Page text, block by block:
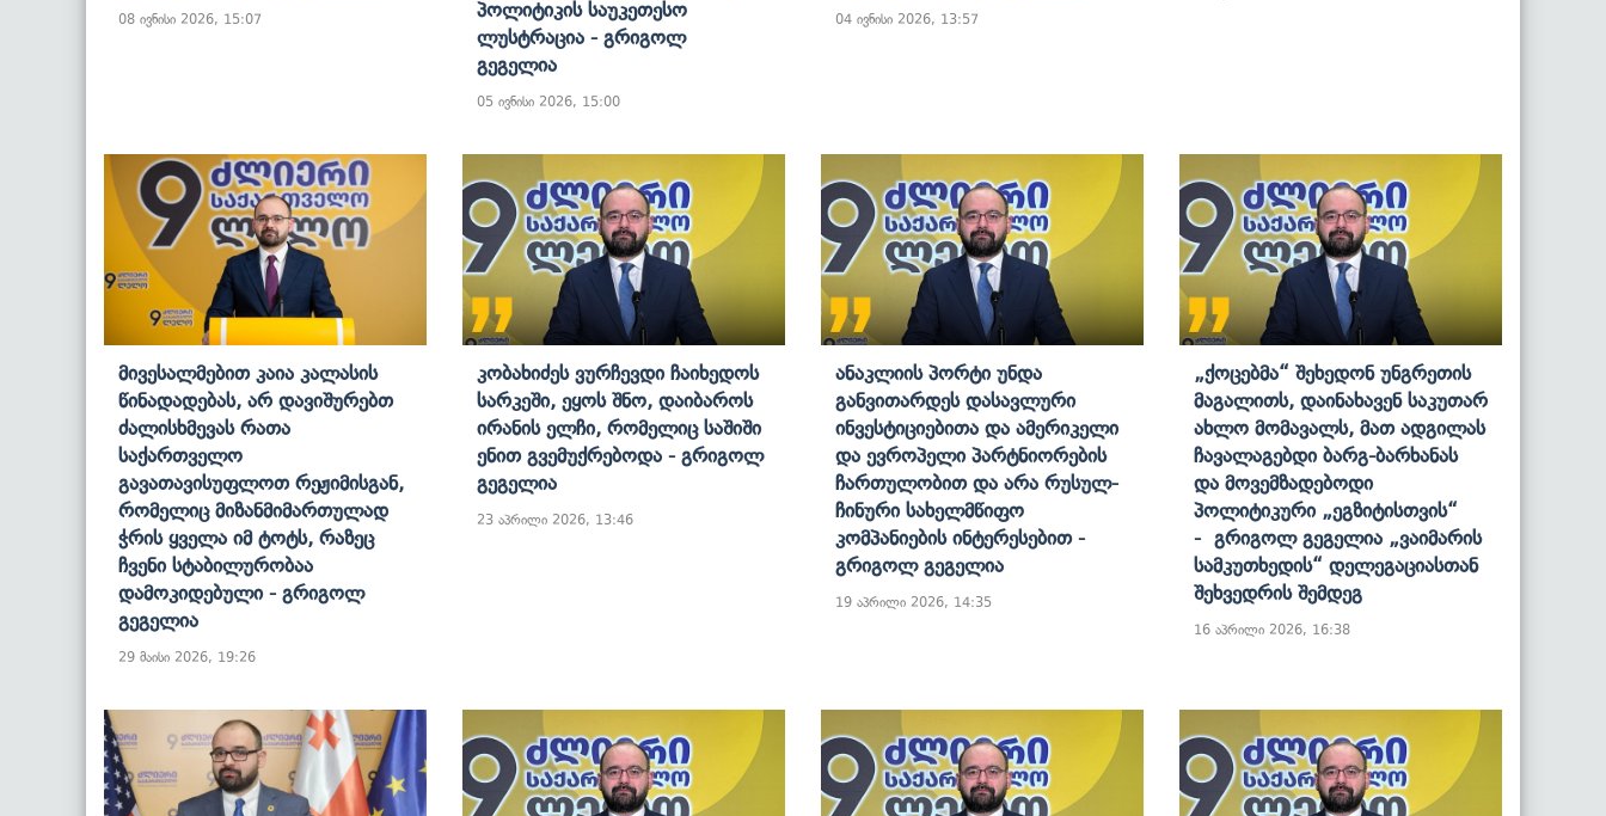
08 ივნისი 2026, 15:07
Პოლიტიკის Საუკეთესო
Ლუსტრაცია - Გრიგოლ
Გეგელია
05 ივნისი 2026, 15:00
04 ივნისი 2026, 13:57
Მივესალმებით Კაია Კალასის
Წინადადებას, Არ Დავიშურებთ
Ძალისხმევას Რათა
Საქართველო
Გავათავისუფლოთ Რეჟიმისგან,
Რომელიც Მიზანმიმართულად
Ჭრის Ყველა Იმ Ტოტს, Რაზეც
Ჩვენი Სტაბილურობაა
Დამოკიდებული - Გრიგოლ
Გეგელია
29 მაისი 2026, 19:26
Კობახიძეს Ვურჩევდი Ჩაიხედოს
Სარკეში, Ეყოს Შნო, Დაიბაროს
Ირანის Ელჩი, Რომელიც Საშიში
Ენით Გვემუქრებოდა - Გრიგოლ
Გეგელია
23 აპრილი 2026, 13:46
Ანაკლიის Პორტი Უნდა
Განვითარდეს Დასავლური
Ინვესტიციებითა Და Ამერიკელი
Და Ევროპელი Პარტნიორების
Ჩართულობით Და Არა Რუსულ-
Ჩინური Სახელმწიფო
Კომპანიების Ინტერესებით -
Გრიგოლ Გეგელია
19 აპრილი 2026, 14:35
„ქოცებმა“ Შეხედონ Უნგრეთის
Მაგალითს, Დაინახავენ Საკუთარ
Ახლო Მომავალს, Მათ Ადგილას
Ჩავალაგებდი Ბარგ-Ბარხანას
Და Მოვემზადებოდი
Პოლიტიკური „ეგზიტისთვის“
- Გრიგოლ Გეგელია „ვაიმარის
Სამკუთხედის“ Დელეგაციასთან
Შეხვედრის Შემდეგ
16 აპრილი 2026, 16:38